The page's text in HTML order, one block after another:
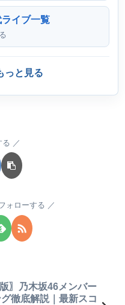
イブ一覧
っと見る
る
ォローする
〗乃木坂46メンバー
徹底解説｜最新スコ